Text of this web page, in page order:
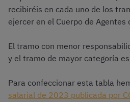
recibiréis en cada uno de los
ejercer en el Cuerpo de Agentes
El tramo con menor
y el tramo de mayor categoría
Para confeccionar esta tabla
salarial de 2023 publicada por